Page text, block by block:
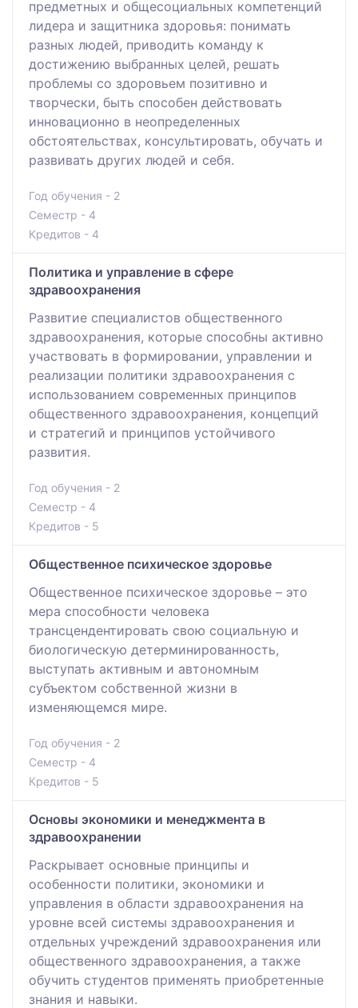
предметных и общесоциальных компетенций
лидера и защитника здоровья: понимать
разных людей, приводить команду к
достижению выбранных целей, решать
проблемы со здоровьем позитивно и
творчески, быть способен действовать
инновационно в неопределенных
обстоятельствах, консультировать, обучать и
развивать других людей и себя.
Год обучения - 2
Семестр - 4
Кредитов - 4
Политика и управление в сфере
здравоохранения
Развитие специалистов общественного
здравоохранения, которые способны активно
участвовать в формировании, управлении и
реализации политики здравоохранения с
использованием современных принципов
общественного здравоохранения, концепций
и стратегий и принципов устойчивого
развития.
Год обучения - 2
Семестр - 4
Кредитов - 5
Общественное психическое здоровье
Общественное психическое здоровье – это
мера способности человека
трансцендентировать свою социальную и
биологическую детерминированность,
выступать активным и автономным
субъектом собственной жизни в
изменяющемся мире.
Год обучения - 2
Семестр - 4
Кредитов - 5
Основы экономики и менеджмента в
здравоохранении
Раскрывает основные принципы и
особенности политики, экономики и
управления в области здравоохранения на
уровне всей системы здравоохранения и
отдельных учреждений здравоохранения или
общественного здравоохранения, а также
обучить студентов применять приобретенные
знания и навыки.